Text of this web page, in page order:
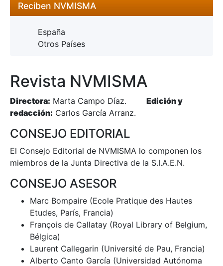
Reciben NVMISMA
España
Otros Países
Revista NVMISMA
Directora: Marta Campo Díaz. Edición y
redacción: Carlos García Arranz.
CONSEJO EDITORIAL
El Consejo Editorial de NVMISMA lo componen los
miembros de la Junta Directiva de la S.I.A.E.N.
CONSEJO ASESOR
Marc Bompaire (Ecole Pratique des Hautes
Etudes, París, Francia)
François de Callatay (Royal Library of Belgium,
Bélgica)
Laurent Callegarin (Université de Pau, Francia)
Alberto Canto García (Universidad Autónoma